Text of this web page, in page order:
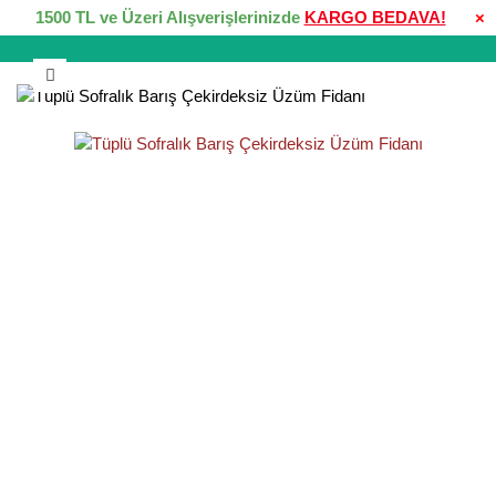
×
1500 TL ve Üzeri Alışverişlerinizde KARGO BEDAVA!